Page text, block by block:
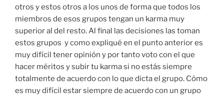
otros y estos otros a los unos de forma que todos los
miembros de esos grupos tengan un karma muy
superior al del resto. Al final las decisiones las toman
estos grupos y como expliqué en el punto anterior es
muy difícil tener opinión y por tanto voto con el que
hacer méritos y subir tu karma si no estás siempre
totalmente de acuerdo con lo que dicta el grupo. Cómo
es muy difícil estar siempre de acuerdo con un grupo